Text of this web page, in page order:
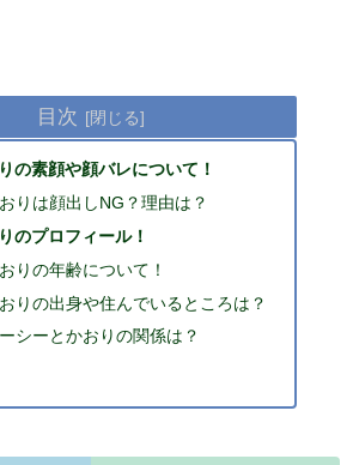
目次
の素顔や顔バレについて！
りは顔出しNG？理由は？
のプロフィール！
りの年齢について！
りの出身や住んでいるところは？
シーとかおりの関係は？